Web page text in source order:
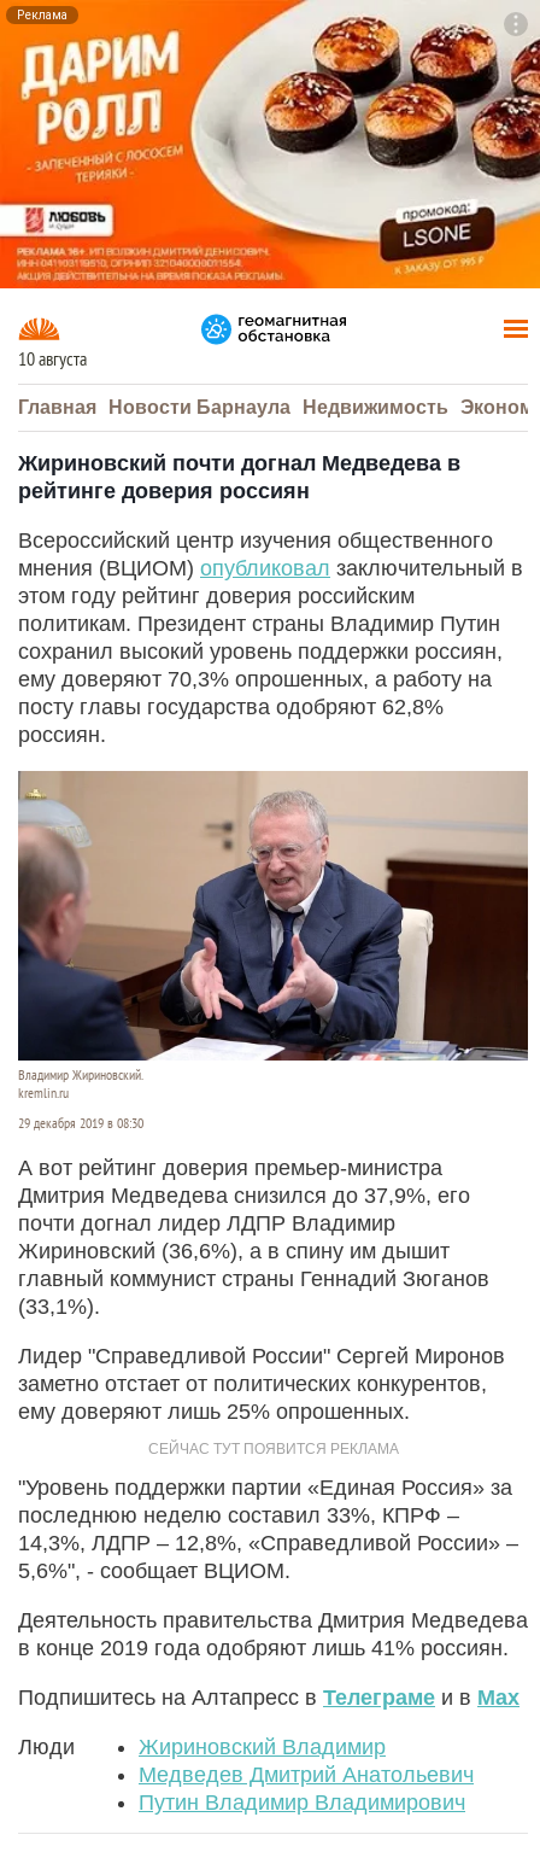
Реклама
10 августа
Главная Новости Барнаула Недвижимость
Жириновский почти догнал Медведева в
рейтинге доверия россиян
Всероссийский центр изучения общественного
мнения (ВЦИОМ) опубликовал заключительный в
этом году рейтинг доверия российским
политикам. Президент страны Владимир Путин
сохранил высокий уровень поддержки россиян,
ему доверяют 70,3% опрошенных, а работу на
посту главы государства одобряют 62,8%
россиян.
Владимир Жириновский.
kremlin.ru
29 декабря 2019 в 08:30
А вот рейтинг доверия премьер-министра
Дмитрия Медведева снизился до 37,9%, его
почти догнал лидер ЛДПР Владимир
Жириновский (36,6%), а в спину им дышит
главный коммунист страны Геннадий Зюганов
(33,1%).
Лидер "Справедливой России" Сергей Миронов
заметно отстает от политических конкурентов,
ему доверяют лишь 25% опрошенных.
"Уровень поддержки партии «Единая Россия» за
последнюю неделю составил 33%, КПРФ –
14,3%, ЛДПР – 12,8%, «Справедливой России» –
5,6%", - сообщает ВЦИОМ.
Деятельность правительства Дмитрия Медведева
в конце 2019 года одобряют лишь 41% россиян.
Подпишитесь на Алтапресс в Телеграме и в Max
Люди
Жириновский Владимир
Медведев Дмитрий Анатольевич
Путин Владимир Владимирович